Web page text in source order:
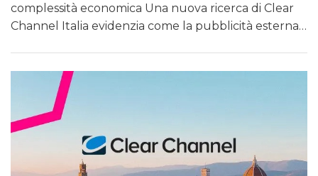
complessità economica Una nuova ricerca di Clear
Channel Italia evidenzia come la pubblicità esterna…